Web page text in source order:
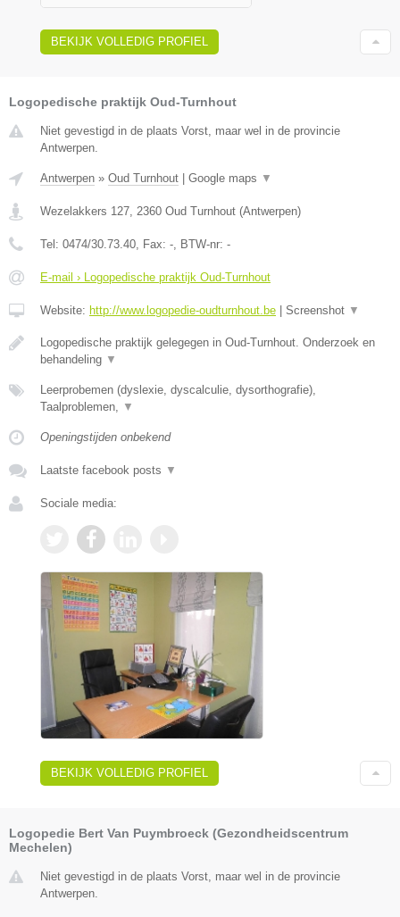
BEKIJK VOLLEDIG PROFIEL
Logopedische praktijk Oud-Turnhout
Niet gevestigd in de plaats Vorst, maar wel in de provincie
Antwerpen.
Antwerpen » Oud Turnhout Google maps ▼
Wezelakkers 127, 2360 Oud Turnhout (Antwerpen)
Tel: 0474/30.73.40, Fax: -, BTW-nr: -
E-mail › Logopedische praktijk Oud-Turnhout
Website: http://www.logopedie-oudturnhout.be Screenshot ▼
Logopedische praktijk gelegegen in Oud-Turnhout. Onderzoek en
behandeling ▼
Leerprobemen (dyslexie, dyscalculie, dysorthografie),
Taalproblemen, ▼
Openingstijden onbekend
Laatste facebook posts ▼
Sociale media:
BEKIJK VOLLEDIG PROFIEL
Logopedie Bert Van Puymbroeck (Gezondheidscentrum
Mechelen)
Niet gevestigd in de plaats Vorst, maar wel in de provincie
Antwerpen.